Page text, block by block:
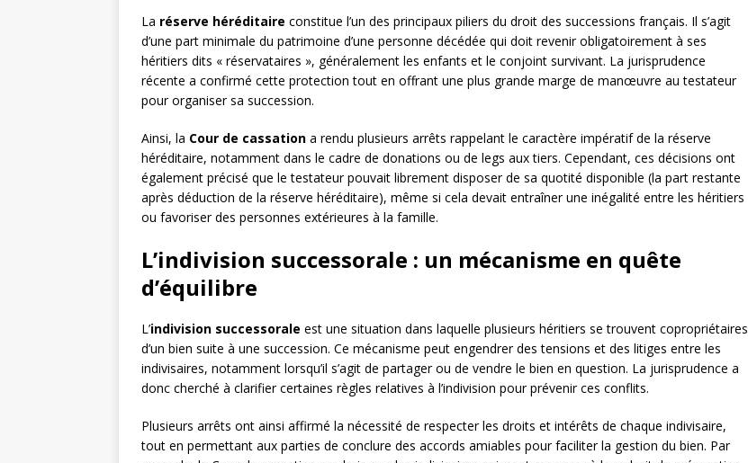
La réserve héréditaire constitue l’un des principaux piliers du droit des successions français. Il s’agit
d’une part minimale du patrimoine d’une personne décédée qui doit revenir obligatoirement à ses
héritiers dits « réservataires », généralement les enfants et le conjoint survivant. La jurisprudence
récente a confirmé cette protection tout en offrant une plus grande marge de manœuvre au testateur
pour organiser sa succession.
Ainsi, la Cour de cassation a rendu plusieurs arrêts rappelant le caractère impératif de la réserve
héréditaire, notamment dans le cadre de donations ou de legs aux tiers. Cependant, ces décisions ont
également précisé que le testateur pouvait librement disposer de sa quotité disponible (la part restante
après déduction de la réserve héréditaire), même si cela devait entraîner une inégalité entre les héritiers
ou favoriser des personnes extérieures à la famille.
L’indivision successorale : un mécanisme en quête
d’équilibre
L’indivision successorale est une situation dans laquelle plusieurs héritiers se trouvent copropriétaires
d’un bien suite à une succession. Ce mécanisme peut engendrer des tensions et des litiges entre les
indivisaires, notamment lorsqu’il s’agit de partager ou de vendre le bien en question. La jurisprudence a
donc cherché à clarifier certaines règles relatives à l’indivision pour prévenir ces conflits.
Plusieurs arrêts ont ainsi affirmé la nécessité de respecter les droits et intérêts de chaque indivisaire,
tout en permettant aux parties de conclure des accords amiables pour faciliter la gestion du bien. Par